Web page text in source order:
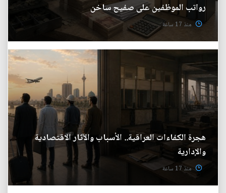
رواتب الموظفين على صفيح ساخن
منذ 17 ساعة
هجرة الكفاءات العراقية.. الأسباب والآثار الاقتصادية
والإدارية
منذ 17 ساعة